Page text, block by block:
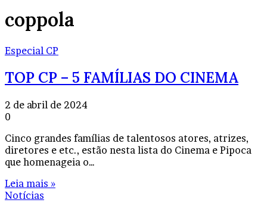
coppola
Especial CP
TOP CP – 5 FAMÍLIAS DO CINEMA
2 de abril de 2024
0
Cinco grandes famílias de talentosos atores, atrizes,
diretores e etc., estão nesta lista do Cinema e Pipoca
que homenageia o…
Leia mais »
Notícias